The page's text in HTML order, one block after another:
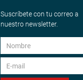
Suscríbete con tu correo a
nuestro newsletter.